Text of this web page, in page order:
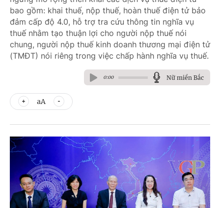
bao gồm: khai thuế, nộp thuế, hoàn thuế điện tử bảo
đảm cấp độ 4.0, hỗ trợ tra cứu thông tin nghĩa vụ
thuế nhằm tạo thuận lợi cho người nộp thuế nói
chung, người nộp thuế kinh doanh thương mại điện tử
(TMĐT) nói riêng trong việc chấp hành nghĩa vụ thuế.
0:00 Nữ miền Bắc
aA